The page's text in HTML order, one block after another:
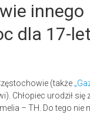
innego
dla 17-
(także
Chłopiec urodził się
– TH. Do tego nie